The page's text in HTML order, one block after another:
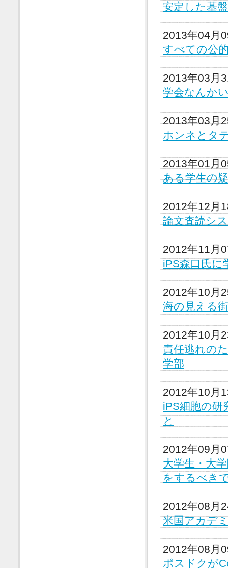
安定した基
2013年04月
すべての公
2013年03月
学会なんか
2013年03月
ホンネとタ
2013年01月
ある学生の
2012年12月
論文査読シ
2012年11月
iPS森口氏に
2012年10月
海の見える
2012年10月
責任逃れの
学部
2012年10月
iPS細胞の研
と
2012年09月
大学生・大
をするべき
2012年08月
米国アカデ
2012年08月
ポスドクが